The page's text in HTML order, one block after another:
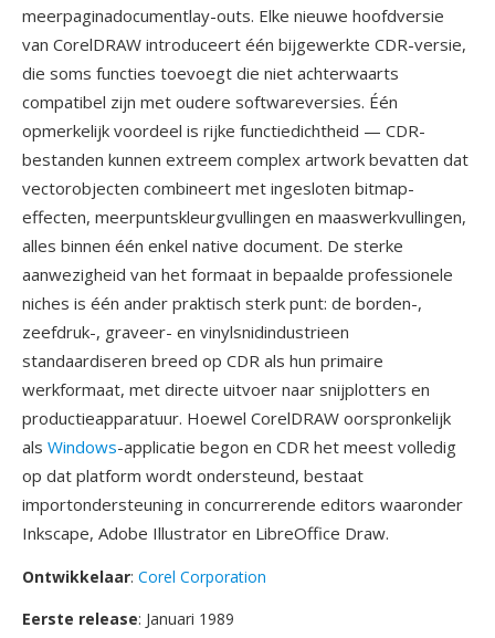
meerpaginadocumentlay-outs. Elke nieuwe hoofdversie
van CorelDRAW introduceert één bijgewerkte CDR-versie,
die soms functies toevoegt die niet achterwaarts
compatibel zijn met oudere softwareversies. Één
opmerkelijk voordeel is rijke functiedichtheid — CDR-
bestanden kunnen extreem complex artwork bevatten dat
vectorobjecten combineert met ingesloten bitmap-
effecten, meerpuntskleurgvullingen en maaswerkvullingen,
alles binnen één enkel native document. De sterke
aanwezigheid van het formaat in bepaalde professionele
niches is één ander praktisch sterk punt: de borden-,
zeefdruk-, graveer- en vinylsnidindustrieen
standaardiseren breed op CDR als hun primaire
werkformaat, met directe uitvoer naar snijplotters en
productieapparatuur. Hoewel CorelDRAW oorspronkelijk
als Windows-applicatie begon en CDR het meest volledig
op dat platform wordt ondersteund, bestaat
importondersteuning in concurrerende editors waaronder
Inkscape, Adobe Illustrator en LibreOffice Draw.
Ontwikkelaar: Corel Corporation
Eerste release: Januari 1989